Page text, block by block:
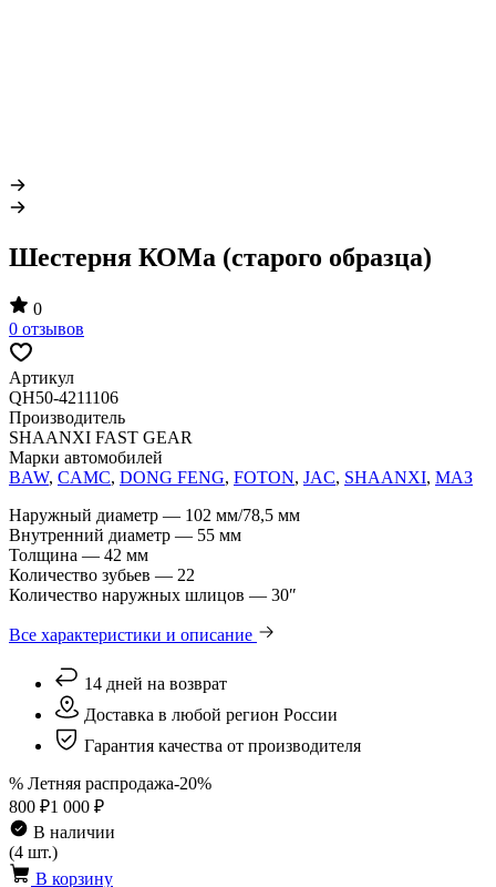
Шестерня КОМа (старого образца)
0
0 отзывов
Артикул
QH50-4211106
Производитель
SHAANXI FAST GEAR
Марки автомобилей
BAW, CAMC, DONG FENG, FOTON, JAC, SHAANXI, МАЗ
Наружный диаметр — 102 мм/78,5 мм
Внутренний диаметр — 55 мм
Толщина — 42 мм
Количество зубьев — 22
Количество наружных шлицов — 30″
Все характеристики и описание
14 дней на возврат
Доставка в любой регион России
Гарантия качества от производителя
% Летняя распродажа-20%
800 ₽1 000 ₽
В наличии
(4 шт.)
В корзину